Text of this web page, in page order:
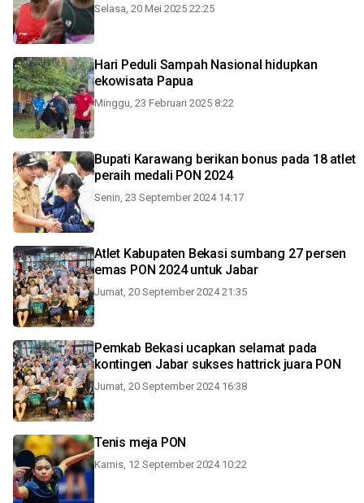
Selasa, 20 Mei 2025 22:25
Hari Peduli Sampah Nasional hidupkan
ekowisata Papua
Minggu, 23 Februari 2025 8:22
Bupati Karawang berikan bonus pada 18 atlet
peraih medali PON 2024
Senin, 23 September 2024 14:17
Atlet Kabupaten Bekasi sumbang 27 persen
emas PON 2024 untuk Jabar
Jumat, 20 September 2024 21:35
Pemkab Bekasi ucapkan selamat pada
kontingen Jabar sukses hattrick juara PON
Jumat, 20 September 2024 16:38
Tenis meja PON
Kamis, 12 September 2024 10:22